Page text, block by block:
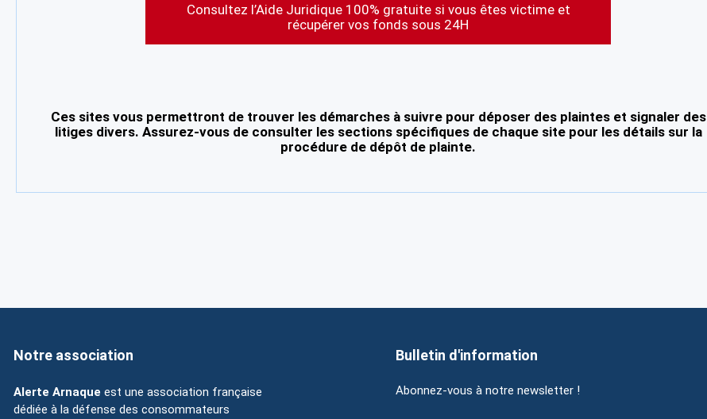
Consultez l’Aide Juridique 100% gratuite si vous êtes victime et
récupérer vos fonds sous 24H
Ces sites vous permettront de trouver les démarches à suivre pour déposer des plaintes et signaler des
litiges divers. Assurez-vous de consulter les sections spécifiques de chaque site pour les détails sur la
procédure de dépôt de plainte.
Notre association
Alerte Arnaque est une association française
dédiée à la défense des consommateurs
Bulletin d'information
Abonnez-vous à notre newsletter !